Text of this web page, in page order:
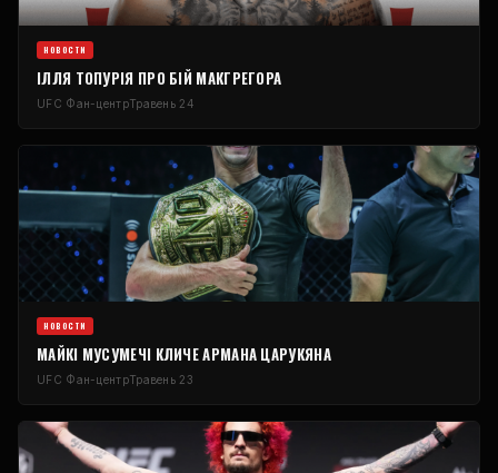
НОВОСТИ
ІЛЛЯ ТОПУРІЯ ПРО БІЙ МАКГРЕГОРА
UFC Фан-центрТравень 24
НОВОСТИ
МАЙКІ МУСУМЕЧІ КЛИЧЕ АРМАНА ЦАРУКЯНА
UFC Фан-центрТравень 23